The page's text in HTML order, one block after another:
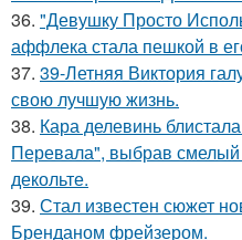
36. "Девушку Просто
аффлека стала пешкой в
37. 39-Летняя Виктория
свою лучшую жизнь.
38. Кара делевинь
Перевала", выбрав смелый
декольте.
39. Стал известен сюжет
Бренданом фрейзером.